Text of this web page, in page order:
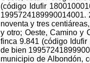
(código Idufir
noventa y tres
y otro; Oeste, Camino y
finca 9.841 (código
de bien
municipio de Albondón,